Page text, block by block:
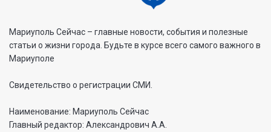
Мариуполь Сейчас – главные новости, события и полезные
статьи о жизни города. Будьте в курсе всего самого важного в
Мариуполе
Свидетельство о регистрации СМИ.
Наименование: Мариуполь Сейчас
Главный редактор: Александрович А.А.